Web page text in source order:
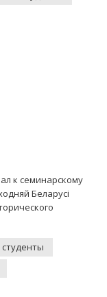
к семинарскому
Беларусі